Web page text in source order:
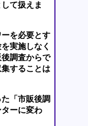
て扱えま
を必要とす
実施しなく
調査からで
することは
「市販後調
ーに変わ